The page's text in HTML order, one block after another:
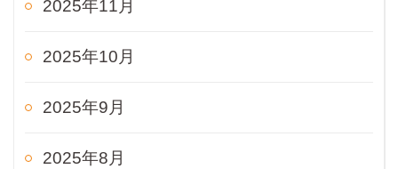
2025年11月
2025年10月
2025年9月
2025年8月